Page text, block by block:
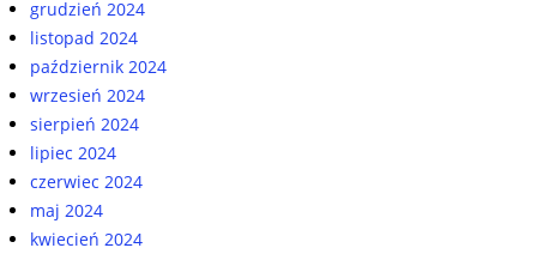
grudzień 2024
listopad 2024
październik 2024
wrzesień 2024
sierpień 2024
lipiec 2024
czerwiec 2024
maj 2024
kwiecień 2024